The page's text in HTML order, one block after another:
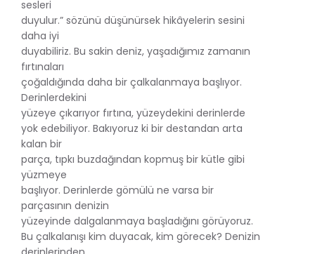
sesleri
duyulur.” sözünü düşünürsek hikâyelerin sesini
daha iyi
duyabiliriz. Bu sakin deniz, yaşadığımız zamanın
fırtınaları
çoğaldığında daha bir çalkalanmaya başlıyor.
Derinlerdekini
yüzeye çıkarıyor fırtına, yüzeydekini derinlerde
yok edebiliyor. Bakıyoruz ki bir destandan arta
kalan bir
parça, tıpkı buzdağından kopmuş bir kütle gibi
yüzmeye
başlıyor. Derinlerde gömülü ne varsa bir
parçasının denizin
yüzeyinde dalgalanmaya başladığını görüyoruz.
Bu çalkalanışı kim duyacak, kim görecek? Denizin